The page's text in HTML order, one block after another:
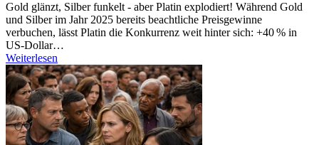
Gold glänzt, Silber funkelt - aber Platin explodiert! Während Gold
und Silber im Jahr 2025 bereits beachtliche Preisgewinne
verbuchen, lässt Platin die Konkurrenz weit hinter sich: +40 % in
US-Dollar…
Weiterlesen